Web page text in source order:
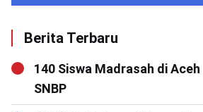
Berita Terbaru
140 Siswa Madrasah di
SNBP